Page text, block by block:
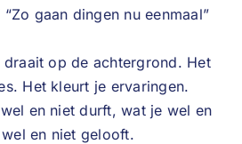
gaan dingen nu eenmaal”
op de achtergrond. Het
Het kleurt je ervaringen.
en niet durft, wat je wel en
en niet gelooft.